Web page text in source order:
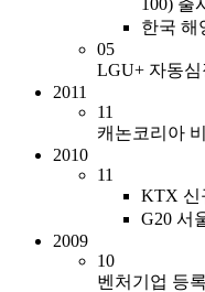
100) 출시
한국 해
05
LGU+ 자동심
2011
11
캐논코리아
2010
11
KTX 신
G20 서
2009
10
벤처기업 등록